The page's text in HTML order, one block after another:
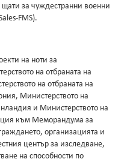
за чуждестранни военни
FMS).
на ноти за
на отбраната на
на отбраната на
Министерството на
и Министерството на
към Меморандума за
организацията и
център за изследване,
на способности по